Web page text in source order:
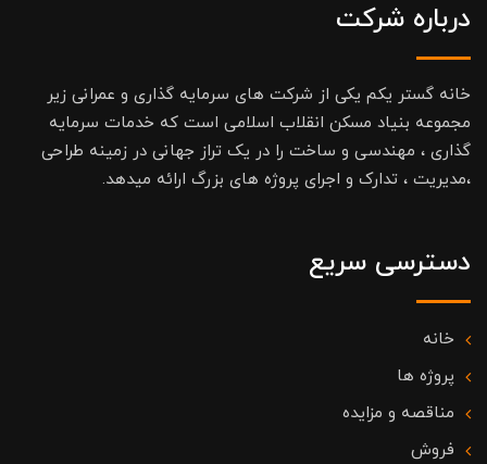
درباره شرکت
خانه گستر یکم یکی از شرکت های سرمایه گذاری و عمرانی زیر
مجموعه بنیاد مسکن انقلاب اسلامی است که خدمات سرمایه
گذاری ، مهندسی و ساخت را در یک تراز جهانی در زمینه طراحی
،مدیریت ، تدارک و اجرای پروژه های بزرگ ارائه میدهد.
دسترسی سریع
خانه
پروژه ها
مناقصه و مزایده
فروش